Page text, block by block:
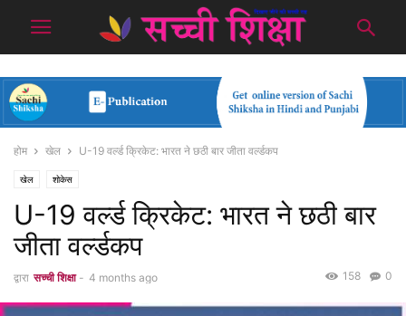
होम खेल U-19 वर्ल्ड क्रिकेट: भारत ने छठी बार जीता वर्ल्डकप
खेल शोकेस
U-19 वर्ल्ड क्रिकेट: भारत ने छठी बार
जीता वर्ल्डकप
द्वारा सच्ची शिक्षा - 4 months ago 0
158